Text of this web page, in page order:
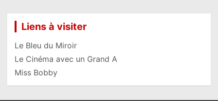
Liens à visiter
Le Bleu du Miroir
Le Cinéma avec un Grand A
Miss Bobby